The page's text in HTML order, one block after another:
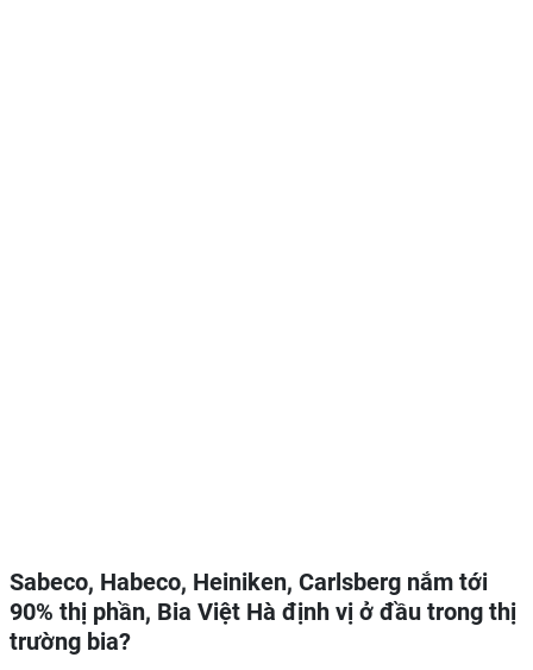
Sabeco, Habeco, Heiniken, Carlsberg nắm tới
90% thị phần, Bia Việt Hà định vị ở đầu trong thị
trường bia?